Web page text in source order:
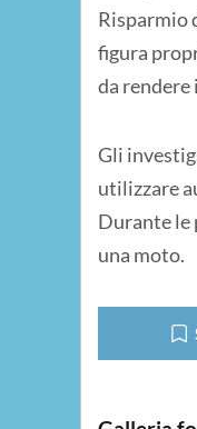
Risparmio
figura
da rendere
Gli
utilizzare
Durante le
una moto.